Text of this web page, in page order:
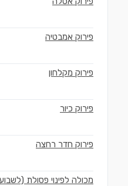
פירוק אמבטיה
פירוק מקלחון
פירוק כיור
פירוק חדר רחצה
מכולה לפינוי פסולת (לשבוע